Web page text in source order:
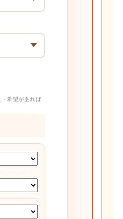
・希望があれば